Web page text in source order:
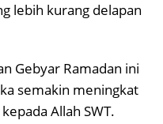
lebih kurang delapan
Gebyar Ramadan ini
semakin meningkat
Allah SWT.